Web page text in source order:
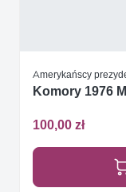
Amerykańscy
Komory 1976
100,00 zł